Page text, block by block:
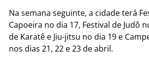
Na semana seguinte, a cidade terá
Capoeira no dia 17, Festival de Judô
de Karatê e Jiu-jitsu no dia 19 e
nos dias 21, 22 e 23 de abril.